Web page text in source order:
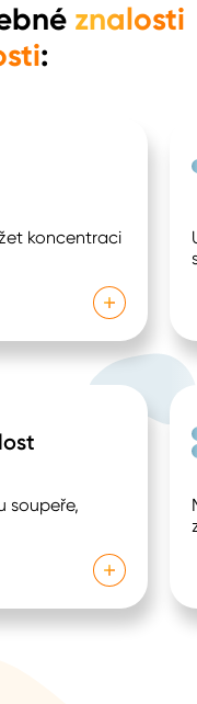
znalosti
:
koncentraci
soupeře,